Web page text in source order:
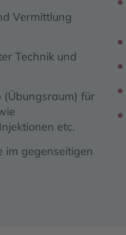
Vermittlung
Technik und
(Übungsraum) für
etc.
im gegenseitigen